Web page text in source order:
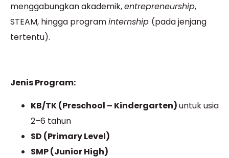
menggabungkan akademik,entrepreneurship,
STEAM, hingga programinternship (pada jenjang
tertentu).
Jenis Program:
KB/TK (Preschool – Kindergarten)untuk usia
2–6 tahun
SD (Primary Level)
SMP (Junior High)